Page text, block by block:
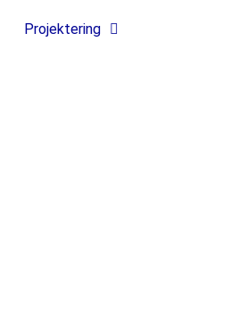
Projektering